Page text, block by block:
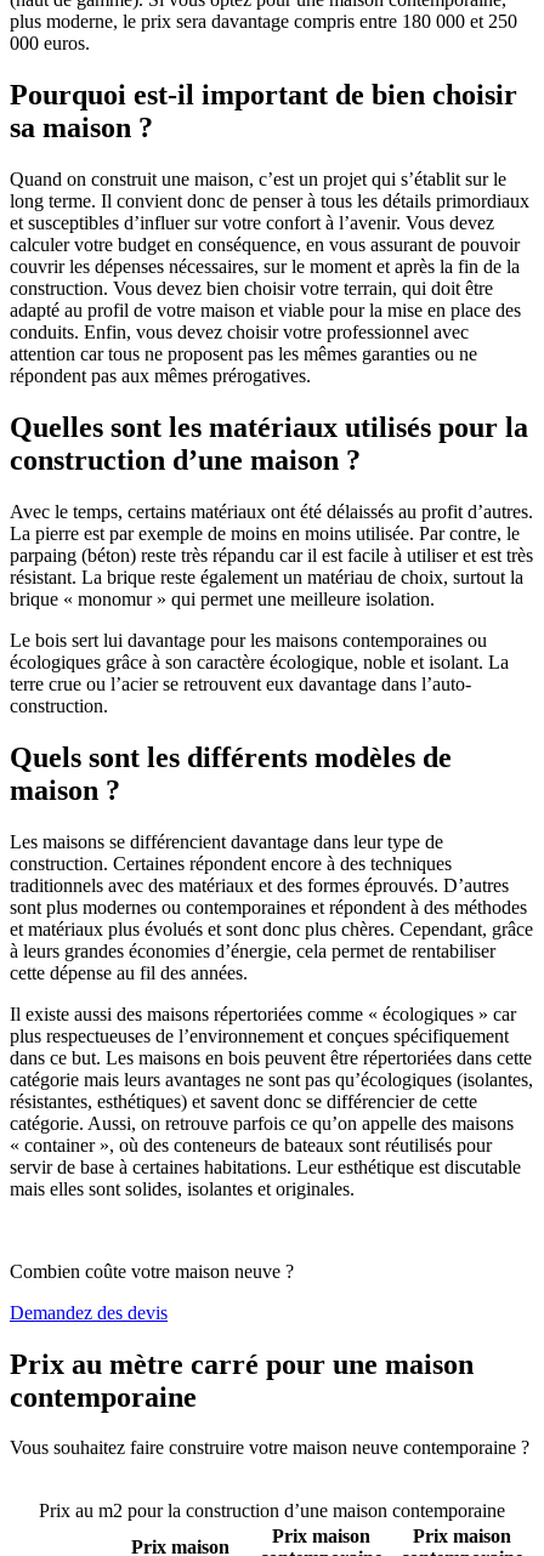
plus moderne, le prix sera davantage compris entre 180 000 et 250
000 euros.
Pourquoi est-il important de bien choisir
sa maison ?
Quand on construit une maison, c’est un projet qui s’établit sur le
long terme. Il convient donc de penser à tous les détails primordiaux
et susceptibles d’influer sur votre confort à l’avenir. Vous devez
calculer votre budget en conséquence, en vous assurant de pouvoir
couvrir les dépenses nécessaires, sur le moment et après la fin de la
construction. Vous devez bien choisir votre terrain, qui doit être
adapté au profil de votre maison et viable pour la mise en place des
conduits. Enfin, vous devez choisir votre professionnel avec
attention car tous ne proposent pas les mêmes garanties ou ne
répondent pas aux mêmes prérogatives.
Quelles sont les matériaux utilisés pour la
construction d’une maison ?
Avec le temps, certains matériaux ont été délaissés au profit d’autres.
La pierre est par exemple de moins en moins utilisée. Par contre, le
parpaing (béton) reste très répandu car il est facile à utiliser et est très
résistant. La brique reste également un matériau de choix, surtout la
brique « monomur » qui permet une meilleure isolation.
Le bois sert lui davantage pour les maisons contemporaines ou
écologiques grâce à son caractère écologique, noble et isolant. La
terre crue ou l’acier se retrouvent eux davantage dans l’auto-
construction.
Quels sont les différents modèles de
maison ?
Les maisons se différencient davantage dans leur type de
construction. Certaines répondent encore à des techniques
traditionnels avec des matériaux et des formes éprouvés. D’autres
sont plus modernes ou contemporaines et répondent à des méthodes
et matériaux plus évolués et sont donc plus chères. Cependant, grâce
à leurs grandes économies d’énergie, cela permet de rentabiliser
cette dépense au fil des années.
Il existe aussi des maisons répertoriées comme « écologiques » car
plus respectueuses de l’environnement et conçues spécifiquement
dans ce but. Les maisons en bois peuvent être répertoriées dans cette
catégorie mais leurs avantages ne sont pas qu’écologiques (isolantes,
résistantes, esthétiques) et savent donc se différencier de cette
catégorie. Aussi, on retrouve parfois ce qu’on appelle des maisons
« container », où des conteneurs de bateaux sont réutilisés pour
servir de base à certaines habitations. Leur esthétique est discutable
mais elles sont solides, isolantes et originales.
Combien coûte votre maison neuve ?
Demandez des devis
Prix au mètre carré pour une maison
contemporaine
Vous souhaitez faire construire votre maison neuve contemporaine ?
Prix au m2 pour la construction d’une maison contemporaine
Prix maison
Prix maison
Prix maison